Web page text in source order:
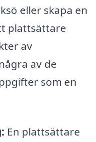
eller skapa en
plattsättare
av
av de
som en
En plattsättare